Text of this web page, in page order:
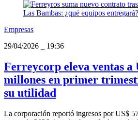
Empresas
29/04/2026
19:36
Ferreycorp eleva ventas a
millones en primer
su utilidad
La corporación reportó ingresos por US$